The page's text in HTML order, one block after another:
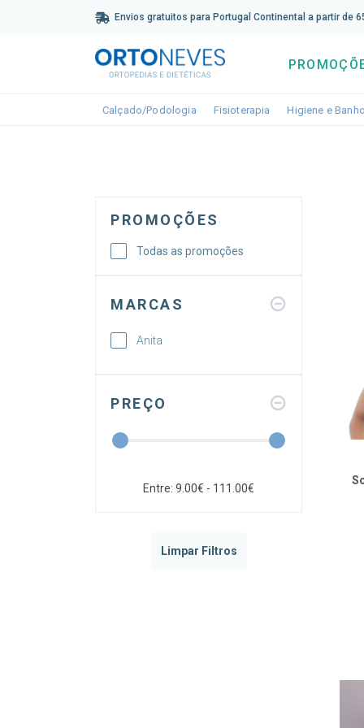
Envios gratuitos para Portugal Continental a partir de
Calçado/Podologia Toggle dropdown
Fisioterapia Toggle dropdown
Higiene e
PROMOÇÕES
Todas as promoções
MARCAS
Anita
PREÇO
Entre: 9.00€ - 111.00€
Limpar Filtros